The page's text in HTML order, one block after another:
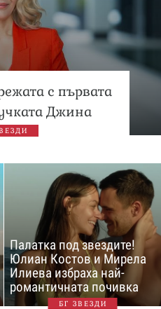
с първата
Джина
Палатка под звездите!
Юлиан Костов и Мирела
Илиева избраха най-
романтичната почивка
БГ ЗВЕЗДИ